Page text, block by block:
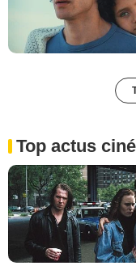
Top actus